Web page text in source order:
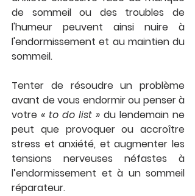
de sommeil ou des troubles de
l'humeur peuvent ainsi nuire à
l'endormissement et au maintien du
sommeil.
Tenter de résoudre un problème
avant de vous endormir ou penser à
votre « to do list » du lendemain ne
peut que provoquer ou accroître
stress et anxiété, et augmenter les
tensions nerveuses néfastes à
l’endormissement et à un sommeil
réparateur.